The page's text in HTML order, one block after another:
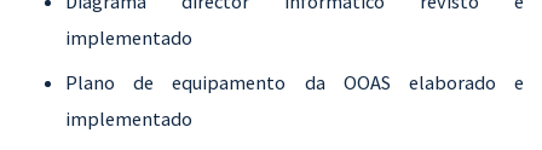
implementado
Plano de equipamento da OOAS elaborado e
implementado